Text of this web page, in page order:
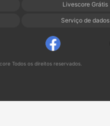
Livescore Grátis
Serviço de dados
Todos os direitos reservados.